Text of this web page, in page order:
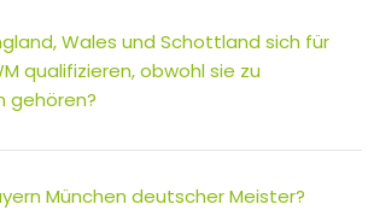
Wales und Schottland sich für
qualifizieren, obwohl sie zu
gehören?
München deutscher Meister?